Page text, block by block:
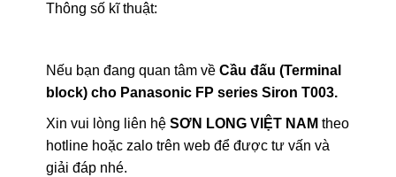
Thông số kĩ thuật:
Nếu bạn đang quan tâm về Cầu đấu (Terminal
block) cho Panasonic FP series Siron T003.
Xin vui lòng liên hệ SƠN LONG VIỆT NAM theo
hotline hoặc zalo trên web để được tư vấn và
giải đáp nhé.